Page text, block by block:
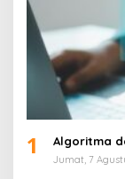
1 Algoritma
Jumat, 7